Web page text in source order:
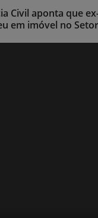
Civil aponta que
em imóvel no